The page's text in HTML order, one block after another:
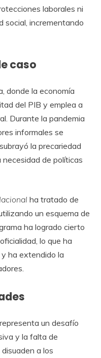
laborales ni
social, incrementando
caso
donde la economía
del PIB y emplea a
Durante la pandemia
informales se
la precariedad
de políticas
ha tratado de
un esquema de
ha logrado cierto
lo que ha
ha extendido la
un desafío
y la falta de
a los